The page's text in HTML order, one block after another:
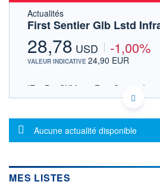
Actualités
First Sentier Glb Lstd
28,78 USD -1,00%
VALEUR INDICATIVE 24,90 EUR
IE00B29SXM19 - First Sentier
Limited
Consulter le prospectus / DIC
Message d'information
Aucune actualité disponible
MES LISTES